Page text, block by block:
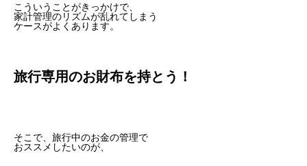
こういうことがきっかけで、
家計管理のリズムが乱れてしまう
ケースがよくあります。
旅行専用のお財布を持とう！
そこで、旅行中のお金の管理で
おススメしたいのが、